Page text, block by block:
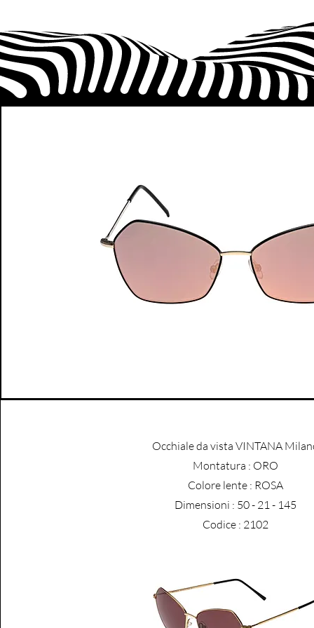
Occhiale da vista VINTANA
​Montatura : ORO
Colore lente : ROSA
Dimensioni : 50 - 21 - 145
Codice : 2102